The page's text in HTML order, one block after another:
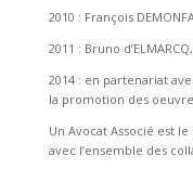
2010 : François
2011 : Bruno
2014 : en partenariat
la promotion des
Un Avocat Associé est
avec l’ensemble des